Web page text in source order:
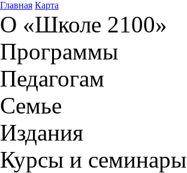
Главная Карта
О «Школе 2100»
Программы
Педагогам
Семье
Издания
Курсы и семинары